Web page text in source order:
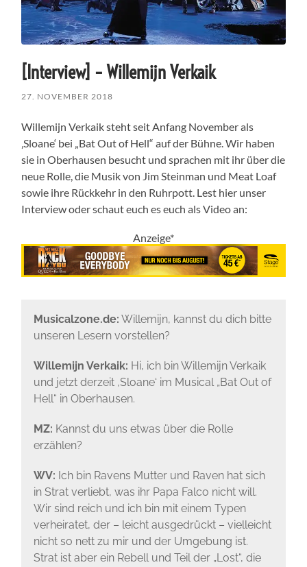
[Interview] – Willemijn Verkaik
27. NOVEMBER 2018
Willemijn Verkaik steht seit Anfang November als
‚Sloane‘ bei „Bat Out of Hell“ auf der Bühne. Wir haben
sie in Oberhausen besucht und sprachen mit ihr über die
neue Rolle, die Musik von Jim Steinman und Meat Loaf
sowie ihre Rückkehr in den Ruhrpott. Lest hier unser
Interview oder schaut euch es euch als Video an:
Anzeige*
Musicalzone.de: Willemijn, kannst du dich bitte
unseren Lesern vorstellen?
Willemijn Verkaik: Hi, ich bin Willemijn Verkaik
und jetzt derzeit ‚Sloane‘ im Musical „Bat Out of
Hell“ in Oberhausen.
MZ: Kannst du uns etwas über die Rolle
erzählen?
WV: Ich bin Ravens Mutter und Raven hat sich
in Strat verliebt, was ihr Papa Falco nicht will.
Wir sind reich und ich bin mit einem Typen
verheiratet, der – leicht ausgedrückt – vielleicht
nicht so nett zu mir und der Umgebung ist.
Strat ist aber ein Rebell und Teil der „Lost“, die